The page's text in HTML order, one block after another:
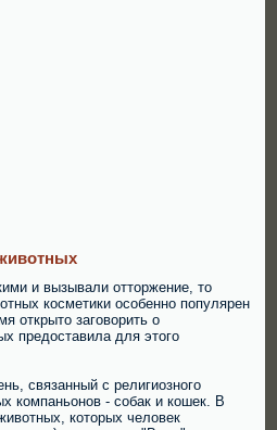
и вызывали отторжение, то
косметики особенно популярен
открыто заговорить о
предоставила для этого
связанный с религиозного
компаньонов - собак и кошек. В
которых человек